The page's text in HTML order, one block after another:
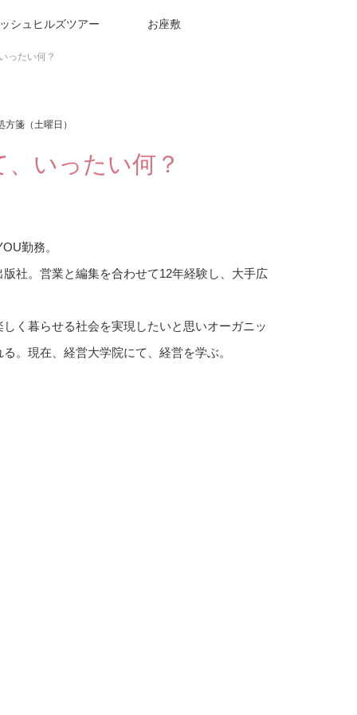
シュヒルズツアー お座敷
ったい何？
箋（土曜日）
いったい何？
勤務。
社。営業と編集を合わせて12年経験し、大手広
く暮らせる社会を実現したいと思いオーガニッ
。現在、経営大学院にて、経営を学ぶ。